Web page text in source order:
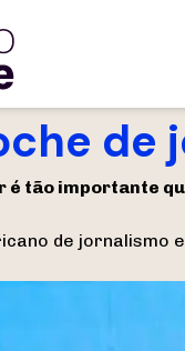
é tão importante
de jornalismo